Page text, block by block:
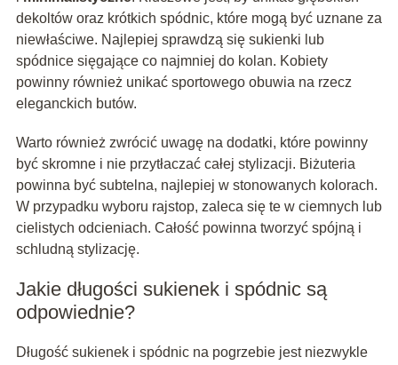
dekoltów oraz krótkich spódnic, które mogą być uznane za
niewłaściwe. Najlepiej sprawdzą się sukienki lub
spódnice sięgające co najmniej do kolan. Kobiety
powinny również unikać sportowego obuwia na rzecz
eleganckich butów.
Warto również zwrócić uwagę na dodatki, które powinny
być skromne i nie przytłaczać całej stylizacji. Biżuteria
powinna być subtelna, najlepiej w stonowanych kolorach.
W przypadku wyboru rajstop, zaleca się te w ciemnych lub
cielistych odcieniach. Całość powinna tworzyć spójną i
schludną stylizację.
Jakie długości sukienek i spódnic są
odpowiednie?
Długość sukienek i spódnic na pogrzebie jest niezwykle